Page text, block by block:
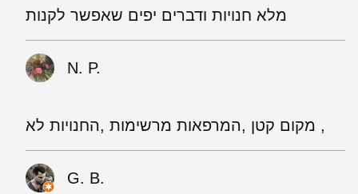
מלא חנויות ודברים יפים שאפשר לקנות
N. P.
מקום קטן ,המרפאות מרשימות ,החנויות לא ,
G. B.